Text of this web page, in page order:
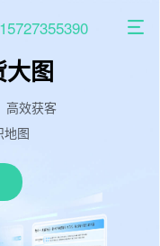
15727355390
图
高效获客
地图